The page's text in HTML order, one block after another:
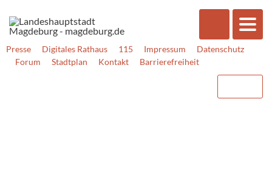
Presse Digitales Rathaus 115 Impressum
Datenschutz
Forum
Stadtplan Kontakt Barrierefreiheit